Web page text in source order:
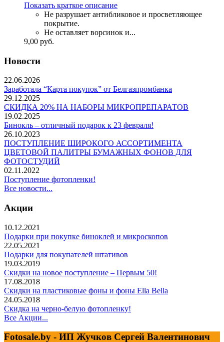
Показать краткое описание
Не разрушает антибликовое и просветляющее
покрытие.
Не оставляет ворсинок и...
9,00 руб.
Новости
22.06.2026
Заработала “Карта покупок” от Белгазпромбанка
29.12.2025
СКИДКА 20% НА НАБОРЫ МИКРОПРЕПАРАТОВ
19.02.2025
Бинокль – отличный подарок к 23 февраля!
26.10.2023
ПОСТУПЛЕНИЕ ШИРОКОГО АССОРТИМЕНТА
ЦВЕТОВОЙ ПАЛИТРЫ БУМАЖНЫХ ФОНОВ ДЛЯ
ФОТОСТУДИЙ
02.11.2022
Поступление фотопленки!
Все новости...
Акции
10.12.2021
Подарки при покупке биноклей и микроскопов
22.05.2021
Подарки для покупателей штативов
19.03.2019
Скидки на новое поступление – Первым 50!
17.08.2018
Скидки на пластиковые фоны и фоны Ella Bella
24.05.2018
Скидка на черно-белую фотопленку!
Все Акции...
Fotosale.by - ИП Жучков Сергей Валентинович